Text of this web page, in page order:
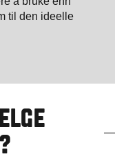
til den ideelle